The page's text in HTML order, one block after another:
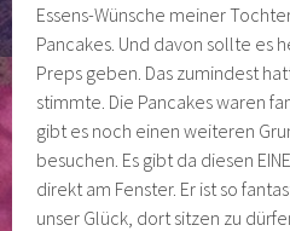
Essens-Wünsche meiner
Pancakes. Und davon sollte es
Preps geben. Das zumindest
stimmte. Die Pancakes waren
gibt es noch einen weiteren
besuchen. Es gibt da diesen
direkt am Fenster. Er ist so
unser Glück, dort sitzen zu